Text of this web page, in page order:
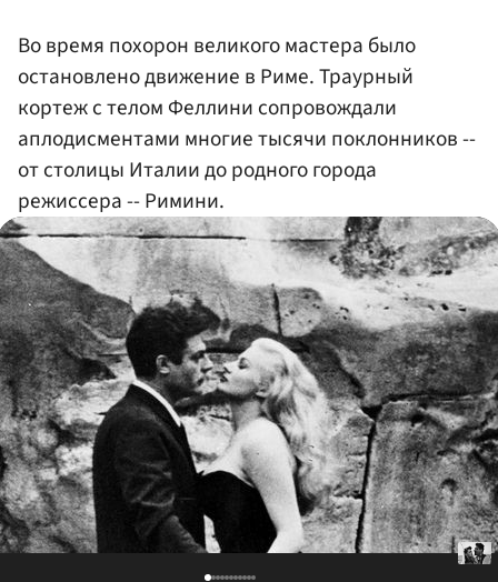
Во время похорон великого мастера было
остановлено движение в Риме. Траурный
кортеж с телом Феллини сопровождали
аплодисментами многие тысячи поклонников --
от столицы Италии до родного города
режиссера -- Римини.